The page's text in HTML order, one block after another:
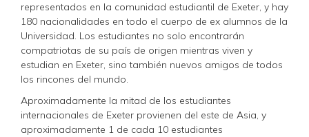
representados en la comunidad estudiantil de Exeter, y hay
180 nacionalidades en todo el cuerpo de ex alumnos de la
Universidad. Los estudiantes no solo encontrarán
compatriotas de su país de origen mientras viven y
estudian en Exeter, sino también nuevos amigos de todos
los rincones del mundo.
Aproximadamente la mitad de los estudiantes
internacionales de Exeter provienen del este de Asia, y
aproximadamente 1 de cada 10 estudiantes